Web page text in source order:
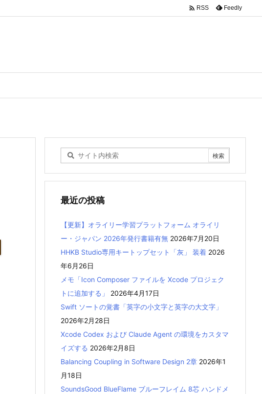
 RSS Feedly
最近の投稿
【更新】オライリー学習プラットフォーム オライリ
ー・ジャパン 2026年発行書籍有無 2026年7月20日
HHKB Studio専用キートップセット「灰」 装着 2026
年6月26日
メモ「Icon Composer ファイルを Xcode プロジェク
トに追加する」
2026年4月17日
Swift ソートの覚書「英字の小文字と英字の大文字」
2026年2月28日
Xcode Codex および Claude Agent の環境をカスタマ
イズする 2026年2月8日
Balancing Coupling in Software Design 2章 2026年1
月18日
SoundsGood BlueFlame ブルーフレイム 8芯 ハンドメ